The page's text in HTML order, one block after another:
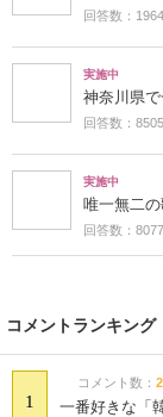
回答数：
実施中
神奈川県
回答数：8505
実施中
唯一無二
回答数：8077
コメントランキング
1
コメント数：
一番好きな「